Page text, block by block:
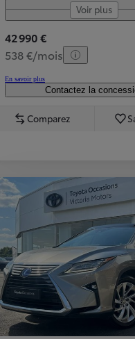
Voir plus
42 990 €
538 €/mois
En savoir plus
Contactez la
Comparez